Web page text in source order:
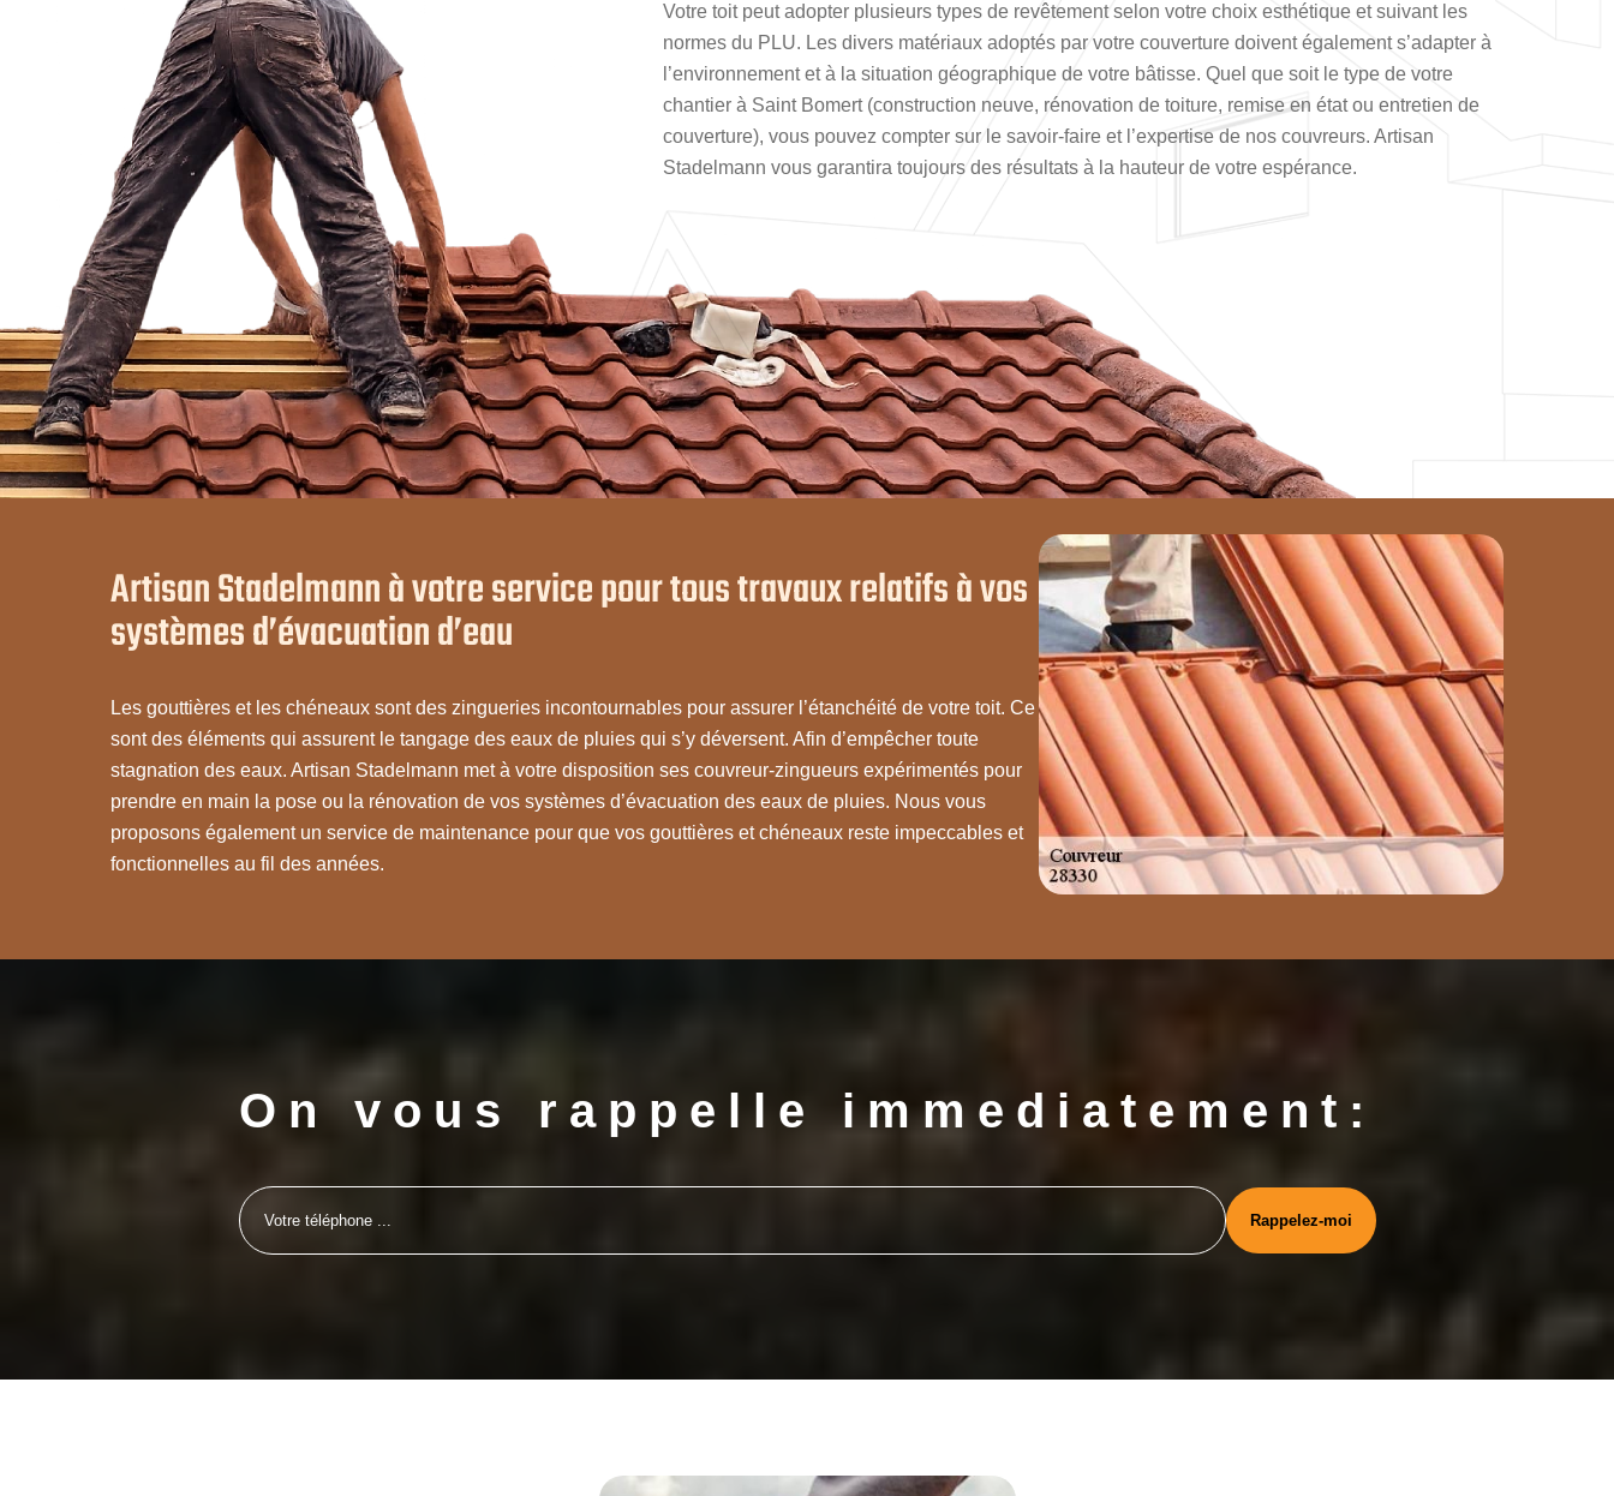
Votre toit peut adopter plusieurs types de revêtement selon votre choix esthétique et suivant les
normes du PLU. Les divers matériaux adoptés par votre couverture doivent également s’adapter à
l’environnement et à la situation géographique de votre bâtisse. Quel que soit le type de votre
chantier à Saint Bomert (construction neuve, rénovation de toiture, remise en état ou entretien de
couverture), vous pouvez compter sur le savoir-faire et l’expertise de nos couvreurs. Artisan
Stadelmann vous garantira toujours des résultats à la hauteur de votre espérance.
Artisan Stadelmann à votre service pour tous travaux relatifs à vos
systèmes d’évacuation d’eau
Les gouttières et les chéneaux sont des zingueries incontournables pour assurer l’étanchéité de votre toit. Ce
sont des éléments qui assurent le tangage des eaux de pluies qui s’y déversent. Afin d’empêcher toute
stagnation des eaux. Artisan Stadelmann met à votre disposition ses couvreur-zingueurs expérimentés pour
prendre en main la pose ou la rénovation de vos systèmes d’évacuation des eaux de pluies. Nous vous
proposons également un service de maintenance pour que vos gouttières et chéneaux reste impeccables et
fonctionnelles au fil des années.
On vous rappelle immediatement: